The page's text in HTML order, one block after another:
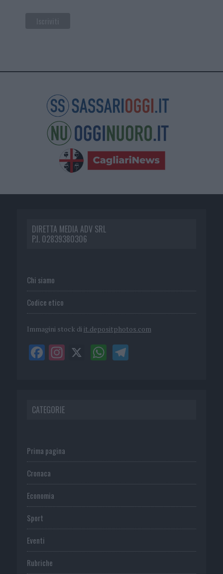
DIRETTA MEDIA ADV SRL
P.I. 02839380306
Chi siamo
Codice etico
Immagini stock di it.depositphotos.com
CATEGORIE
Prima pagina
Cronaca
Economia
Sport
Eventi
Rubriche